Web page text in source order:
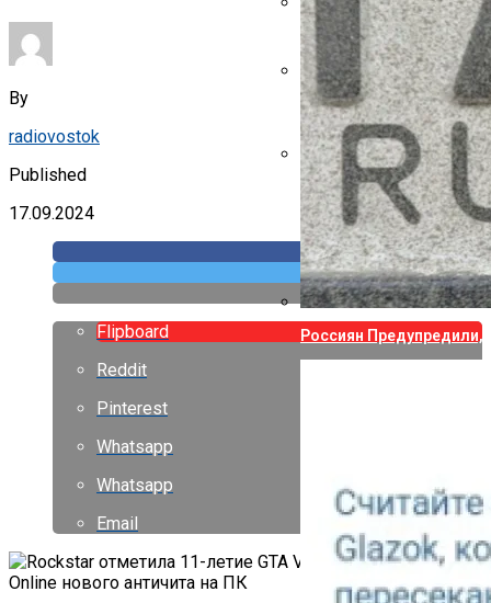
AMD Отложила Запуск
Указ Трампа Отводит
Canon Выпустила
Собственных
Россиян
By
radiovostok
Published
17.09.2024
Flipboard
Reddit
Pinterest
Whatsapp
Whatsapp
Email